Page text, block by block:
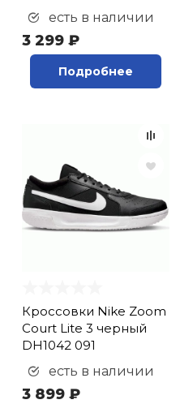
есть в наличии
3 299 ₽
Подробнее
Кроссовки Nike Zoom
Court Lite 3 черный
DH1042 091
есть в наличии
3 899 ₽